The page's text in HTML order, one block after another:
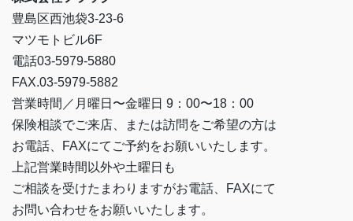
豊島区西池袋3-23-6
マツモトビル6F
電話03-5979-5880
FAX.03-5979-5882
営業時間／月曜日〜金曜日 9：00〜18：00
保険相談でご来店、または訪問をご希望の方は
お電話、FAXにてご予約をお願いいたします。
上記営業時間以外や土曜日も
ご相談を受けたまわりますがお電話、FAXにて
お問い合わせをお願いいたします。